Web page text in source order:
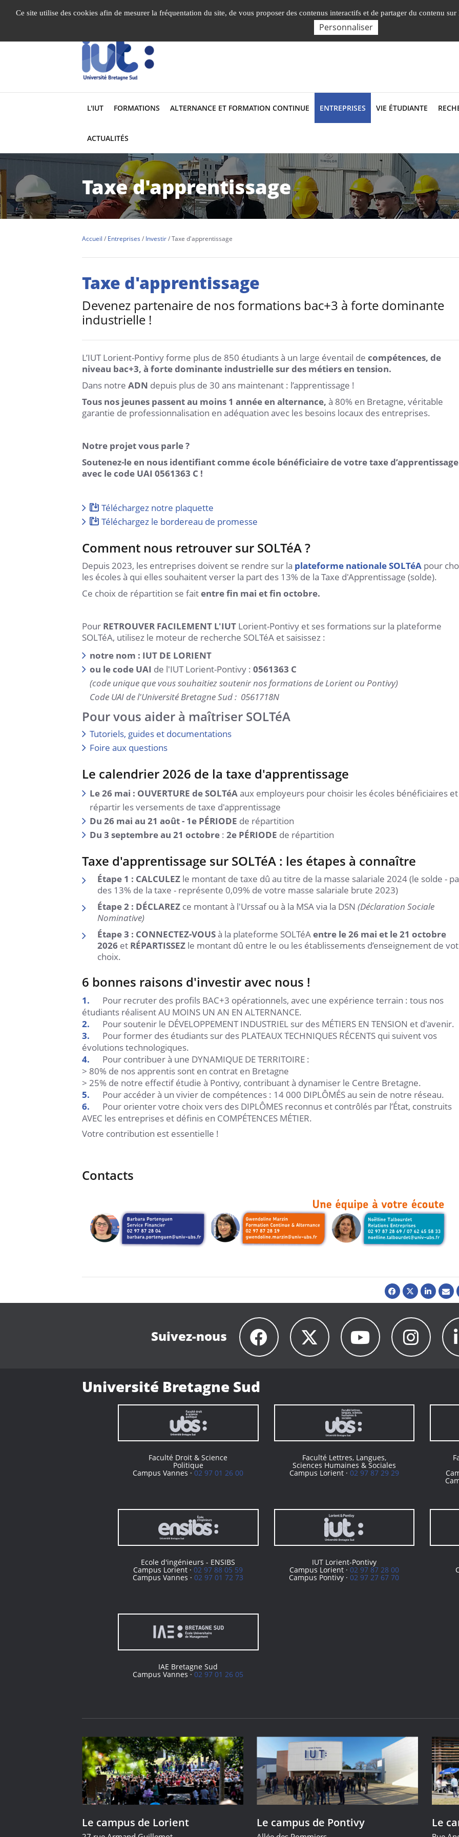
Nos Facultés, Instituts, Ecole
L'IUT FORMATIONS ALTERNANCE ET FORMATION CONTINUE ENTREPRISES VIE ÉTUDIANTE
ACTUALITÉS
Taxe d'apprentissage
Accueil Entreprises Investir Taxe d'apprentissage
Taxe d'apprentissage
Devenez partenaire de nos formations bac+3 à forte dominante
industrielle !
L’IUT Lorient-Pontivy forme plus de 850 étudiants à un large éventail de compétences, de
niveau bac+3, à forte dominante industrielle sur des métiers en tension.
Dans notre ADN depuis plus de 30 ans maintenant : l’apprentissage !
Tous nos jeunes passent au moins 1 année en alternance, à 80% en Bretagne, véritable
garantie de professionnalisation en adéquation avec les besoins locaux des entreprises.
Notre projet vous parle ?
Soutenez-le en nous identifiant comme école bénéficiaire de votre taxe d’apprentissage
avec le code UAI 0561363 C !
Téléchargez notre plaquette
Téléchargez le bordereau de promesse
Comment nous retrouver sur SOLTéA ?
Depuis 2023, les entreprises doivent se rendre sur la plateforme nationale SOLTéA pour
les écoles à qui elles souhaitent verser la part des 13% de la Taxe d'Apprentissage (solde).
Ce choix de répartition se faitentre fin mai et fin octobre.
Pour RETROUVER FACILEMENT L'IUT Lorient-Pontivy et ses formations sur la plateforme
SOLTéA, utilisez le moteur de recherche SOLTéA et saisissez :
notre nom : IUT DE LORIENT
ou le code UAI de l'IUT Lorient-Pontivy : 0561363 C
(code unique que vous souhaitiez soutenir nos formations de Lorient ou Pontivy)
Code UAI de l'Université Bretagne Sud : 0561718N
Pour vous aider à maîtriser SOLTéA
Tutoriels, guides et documentations
Foire aux questions
Le calendrier 2026 de la taxe d'apprentissage
Le 26 mai : OUVERTURE de SOLTéAaux employeurs pour choisir les écoles bénéficiaires et
répartir les versements de taxe d'apprentissage
Du 26 mai au 21 août - 1e PÉRIODE de répartition
Du 3 septembre au 21 octobre : 2e PÉRIODE de répartition
Taxe d'apprentissage sur SOLTéA : les étapes à connaître
Étape 1 : CALCULEZ le montant de taxe dû au titre de la masse salariale 2024 (le solde -
des 13% de la taxe - représente 0,09% de votre masse salariale brute 2023)
Étape 2 : DÉCLAREZ ce montant à l'Urssaf ou à la MSA via la DSN (Déclaration Sociale
Nominative)
Étape 3 : CONNECTEZ-VOUSà la plateforme SOLTéAentre le 26 mai et le 21 octobre
2026 et RÉPARTISSEZ le montant dû entre le ou les établissements d’enseignement de
choix.
6 bonnes raisons d'investir avec nous !
Pour recruter des profils BAC+3 opérationnels, avec une expérience terrain : tous nos
étudiants réalisent AU MOINS UN AN EN ALTERNANCE.
Pour soutenir le DÉVELOPPEMENT INDUSTRIEL sur des MÉTIERS EN TENSION et d'avenir.
Pour former des étudiants sur des PLATEAUX TECHNIQUES RÉCENTS qui suivent vos
évolutions technologiques.
Pour contribuer à une DYNAMIQUE DE TERRITOIRE :
> 80% de nos apprentis sont en contrat en Bretagne
> 25% de notre effectif étudie à Pontivy, contribuant à dynamiser le Centre Bretagne.
Pour accéder à un vivier de compétences : 14 000 DIPLÔMÉS au sein de notre réseau.
Pour orienter votre choix vers des DIPLÔMES reconnus et contrôlés par l’État, construits
AVEC les entreprises et définis en COMPÉTENCES MÉTIER.
Votre contribution est essentielle !
Contacts
Suivez-nous
Université Bretagne Sud
Faculté Droit & Science
Politique
Campus Vannes ·02 97 01 26 00
Faculté Lettres, Langues,
Sciences Humaines & Sociales
Campus Lorient · 02 97 87 29 29
Ecole d'ingénieurs - ENSIBS
Campus Lorient ·02 97 88 05 59
Campus Vannes ·02 97 01 72 73
IUT Lorient-Pontivy
Campus Lorient · 02 97 87 28 00
Campus Pontivy ·02 97 27 67 70
IAE Bretagne Sud
Campus Vannes ·02 97 01 26 05
Le campus de Lorient Le campus de Pontivy Le
Ce site utilise des cookies afin de mesurer la fréquentation du site, de vous proposer des contenus interactifs et de partager du contenu sur
Personnaliser